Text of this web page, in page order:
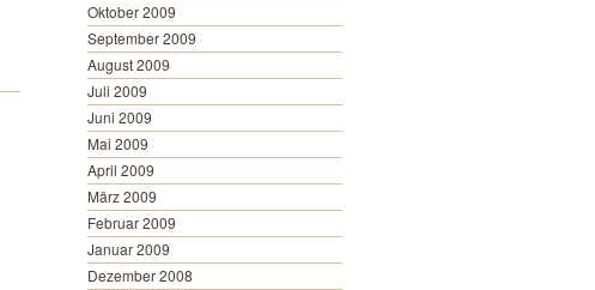
Oktober 2009
September 2009
August 2009
Juli 2009
Juni 2009
Mai 2009
April 2009
März 2009
Februar 2009
Januar 2009
Dezember 2008